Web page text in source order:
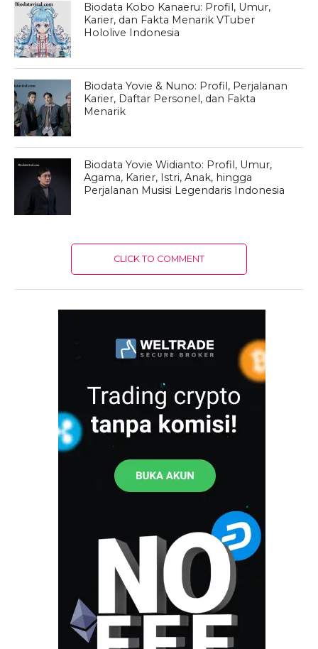
Biodata Kobo Kanaeru: Profil, Umur,
Karier, dan Fakta Menarik VTuber
Hololive Indonesia
Biodata Yovie & Nuno: Profil, Perjalanan
Karier, Daftar Personel, dan Fakta
Menarik
Biodata Yovie Widianto: Profil, Umur,
Agama, Karier, Istri, Anak, hingga
Perjalanan Musisi Legendaris Indonesia
CLICK TO COMMENT